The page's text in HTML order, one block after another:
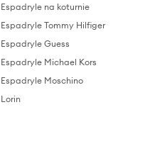
Espadryle na koturnie
Espadryle Tommy Hilfiger
Espadryle Guess
Espadryle Michael Kors
Espadryle Moschino
Lorin